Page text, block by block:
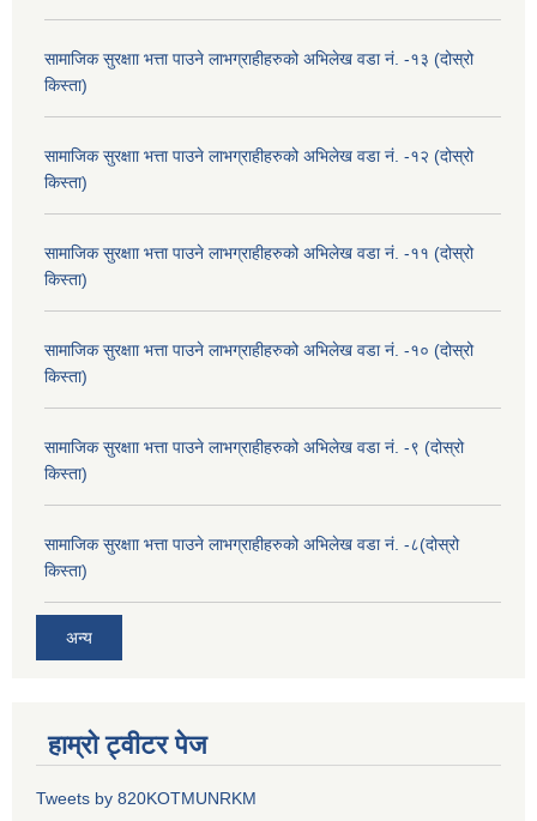
सामाजिक सुरक्षाा भत्ता पाउने लाभग्राहीहरुको अभिलेख वडा नं. -१३ (दोस्रो
किस्ता)
सामाजिक सुरक्षाा भत्ता पाउने लाभग्राहीहरुको अभिलेख वडा नं. -१२ (दोस्रो
किस्ता)
सामाजिक सुरक्षाा भत्ता पाउने लाभग्राहीहरुको अभिलेख वडा नं. -११ (दोस्रो
किस्ता)
सामाजिक सुरक्षाा भत्ता पाउने लाभग्राहीहरुको अभिलेख वडा नं. -१० (दोस्रो
किस्ता)
सामाजिक सुरक्षाा भत्ता पाउने लाभग्राहीहरुको अभिलेख वडा नं. -९ (दोस्रो
किस्ता)
सामाजिक सुरक्षाा भत्ता पाउने लाभग्राहीहरुको अभिलेख वडा नं. -८(दोस्रो
किस्ता)
अन्य
हाम्रो ट्वीटर पेज
Tweets by 820KOTMUNRKM